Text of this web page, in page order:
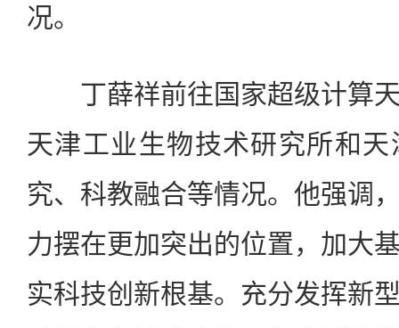
况。
丁薛祥前往国家超级计算天
天津工业生物技术研究所和
究、科教融合等情况。他强调
力摆在更加突出的位置，加大
实科技创新根基。充分发挥新